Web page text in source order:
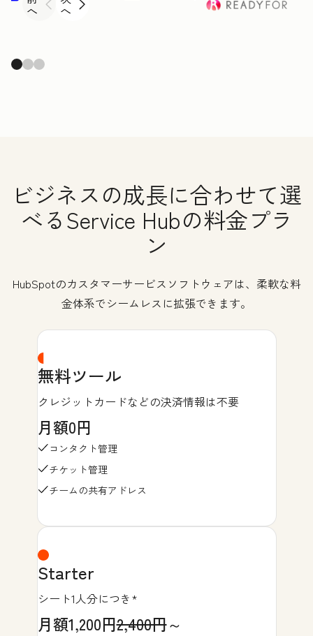
へ へ
ビジネスの成長に合わせて選
べるService Hubの料金プラ
ン
HubSpotのカスタマーサービスソフトウェアは、柔軟な料
金体系でシームレスに拡張できます。
無料ツール
クレジットカードなどの決済情報は不要
月額0円
コンタクト管理
チケット管理
チームの共有アドレス
Starter
シート1人分につき*
月額1,200円2,400円～